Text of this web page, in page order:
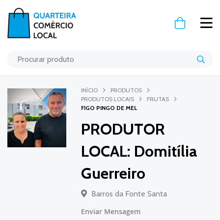
O Meu
INÍCIO
PRODUTOS
PRODUTOS LOCAIS
FRUTAS
FIGO PINGO DE MEL
PRODUTOR
LOCAL: Domitília
Guerreiro
Barros da Fonte Santa
Enviar Mensagem